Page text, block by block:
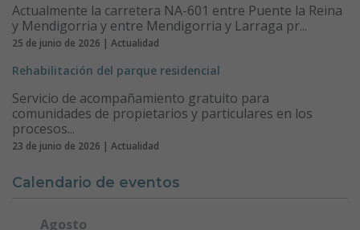
Actualmente la carretera NA-601 entre Puente la Reina
y Mendigorria y entre Mendigorria y Larraga pr...
25 de junio de 2026 | Actualidad
Rehabilitación del parque residencial
Servicio de acompañamiento gratuito para
comunidades de propietarios y particulares en los
procesos...
23 de junio de 2026 | Actualidad
Calendario de eventos
Agosto